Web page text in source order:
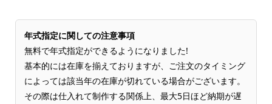
年式指定に関しての注意事項
無料で年式指定ができるようになりました!
基本的には在庫を揃えておりますが、ご注文のタイミング
によっては該当年の在庫が切れている場合がございます。
その際は仕入れて制作する関係上、最大5日ほど納期が遅